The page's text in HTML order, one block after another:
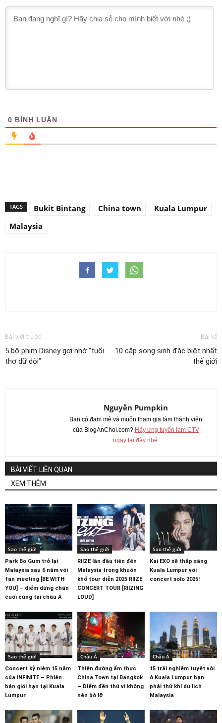
0 BÌNH LUẬN
TAGS Bukit Bintang China town
Kuala Lumpur
Malaysia
Bài viết trước
5 bộ phim Disney gợi nhớ “tuổi
thơ dữ dội”
Bài kế
10 cặp song sinh đặc biệt nhất
thế giới
Nguyễn Pumpkin
Bạn có đam mê và muốn tham gia làm thành viên
của BlogAnChoi.com? Hãy ứng tuyển làm CTV
ngay tại đây nhé.
BÀI VIẾT LIÊN QUAN
XEM THÊM
Sao thế giới
Park Bo Gum trở lại
Malaysia sau 6 năm với
fan meeting [BE WITH
YOU] – điểm dừng chân
cuối cùng tại châu Á
Sao thế giới
RIIZE lần đầu tiên đến
Malaysia trong khuôn
khổ tour diễn 2025 RIIZE
CONCERT TOUR [RIIZING
LOUD]
Sao thế giới
Kai EXO sẽ thắp sáng
Kuala Lumpur với
concert solo 2025!
Sao thế giới
Concert kỷ niệm 15 năm
của INFINITE – Phiên
bản giới hạn tại Kuala
Lumpur
Châu Á
Thiên đường ẩm thực
China Town tại Bangkok
– Điểm đến thú vị không
nên bỏ lỡ
Châu Á
15 trải nghiệm tuyệt vời
ở Kuala Lumpur bạn
phải thử khi du lịch
Malaysia